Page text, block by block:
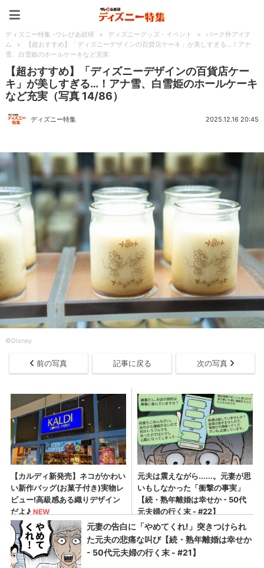
ディズニー特集 -ウレぴあ総研 > ディズニーグッズ・イベント >
パーク外アイテ
ム
>
【超おすすめ】「ディズニーデザインの百貨店ケーキ」が美しすぎる…！アナ
雪、白雪姫のホールケーキなど充実
【超おすすめ】「ディズニーデザインの百貨店ケー
キ」が美しすぎる…！アナ雪、白雪姫のホールケーキ
など充実（写真 14/86）
ディズニー特集 2025.12.16 20:45
©Disney
前の写真 記事に戻る 次の写真